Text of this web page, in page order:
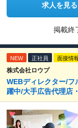
求人を見る
掲載終
NEW 正社員 面接情
株式会社ロウプ
WEBディレクター/
躍中/大手広告代理店